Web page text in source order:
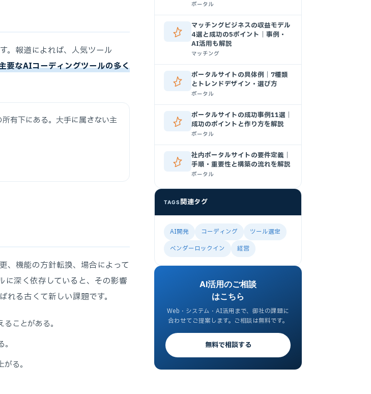
。報道によれば、人気ツール
要なAIコーディングツールの多く
有下にある。大手に属さない主
、機能の方針転換、場合によって
深く依存していると、その影響
る古くて新しい課題です。
ことがある。
る。
ポータル
マッチングビジネスの収益モデル
4選と成功の5ポイント｜事例・
AI活用も解説
マッチング
ポータルサイトの具体例｜7種類
とトレンドデザイン・選び方
ポータル
ポータルサイトの成功事例11選｜
成功のポイントと作り方を解説
ポータル
社内ポータルサイトの要件定義｜
手順・重要性と構築の流れを解説
ポータル
TAGS 関連タグ
AI開発 コーディング
ツール選定
ベンダーロックイン
経営
AI活用のご相談
はこちら
Web・システム・AI活用まで、御社の課題に
合わせてご提案します。ご相談は無料です。
無料で相談する